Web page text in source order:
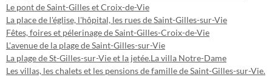
Le pont de Saint-Gilles et Croix-de-Vie
La place de l'église, l'hôpital, les rues de Saint-Gilles-sur-Vie
Fêtes, foires et pélerinage de Saint-Gilles-Croix-de-Vie
L'avenue de la plage de Saint-Gilles-sur-Vie
La plage de St-Gilles-sur-Vie et la jetée.La villa Notre-Dame
Les villas, les chalets et les pensions de famille de Saint-Gilles-sur-Vie.